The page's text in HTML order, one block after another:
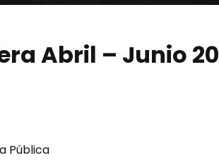
Abril – Junio
Pública